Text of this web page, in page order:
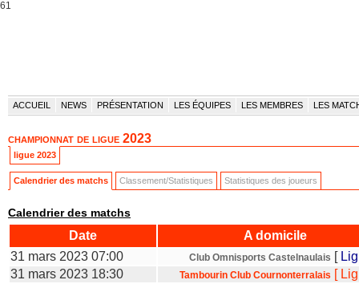
61
ACCUEIL NEWS PRÉSENTATION LES ÉQUIPES LES MEMBRES LES
championnat de ligue 2023
ligue 2023
Calendrier des matchs Classement/Statistiques Statistiques des joueurs
Calendrier des matchs
Date
A domicile
31 mars 2023 07:00
Club Omnisports Castelnaulais [
31 mars 2023 18:30
Tambourin Club Cournonterralais [